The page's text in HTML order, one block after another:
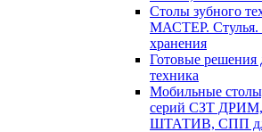
Столы зубного
МАСТЕР. Стулья.
хранения
Готовые решения
техника
Мобильные
серий СЗТ
ШТАТИВ, СПП